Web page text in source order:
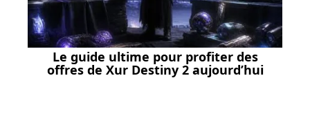
Le guide ultime pour profiter des
offres de Xur Destiny 2 aujourd’hui